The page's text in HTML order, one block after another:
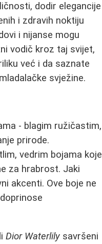
dodir elegancije
i zdravih noktiju
i nijanse mogu
vodič kroz taj svijet,
već i da saznate
svježine.
- blagim ružičastim,
prirode.
vedrim bojama koje
za hrabrost. Jaki
akcenti. Ove boje ne
Dior Waterlily savršeni